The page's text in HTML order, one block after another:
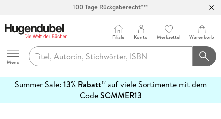
100 Tage Rückgaberecht***
Hugendubel
Menu
Filiale Konto Merkzettel Warenkorb
Summer Sale: 13% Rabatt12auf viele Sortimente mit dem
CodeSOMMER13
erfahren